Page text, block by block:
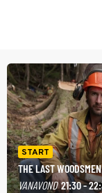
START
THE LAST WOODSMEN
VANAVOND 21:30 -